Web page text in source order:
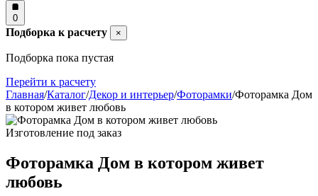
0
Подборка к расчету ×
Подборка пока пустая
Перейти к расчету
Главная/Каталог/Декор и интерьер/Фоторамки/Фоторамка Дом
в котором живет любовь
Изготовление под заказ
Фоторамка Дом в котором живет
любовь